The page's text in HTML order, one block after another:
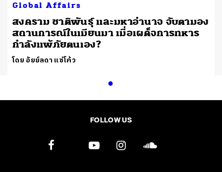
Global Affairs
สงคราม ชาติพันธุ์ และมหาอำนาจ จับตามอง
สถานการณ์ในเมียนมา เมื่อเผด็จการทหาร
กำลังแพ้ภัยตนเอง?
โดย อัยย์ลดา แซ่โค้ว
FOLLOW US